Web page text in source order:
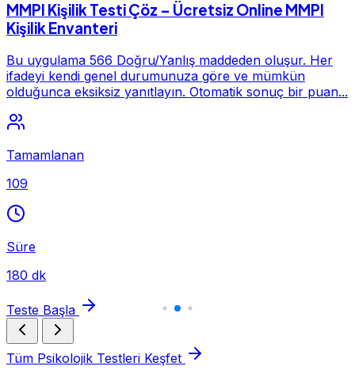
MMPI Kişilik Testi Çöz – Ücretsiz Online MMPI
Kişilik Envanteri
Bu uygulama 566 Doğru/Yanlış maddeden oluşur. Her
ifadeyi kendi genel durumunuza göre ve mümkün
olduğunca eksiksiz yanıtlayın. Otomatik sonuç bir puan...
Tamamlanan
109
Süre
180 dk
Teste Başla
Tüm Psikolojik Testleri Keşfet